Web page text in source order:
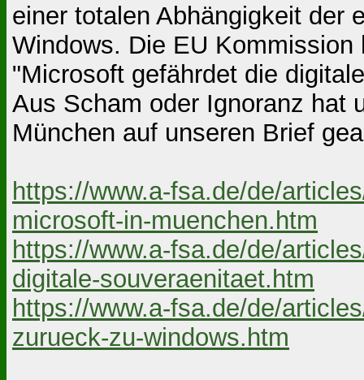
einer totalen Abhängigkeit der
Windows. Die EU
"Microsoft gefährdet die
Aus Scham oder Ignoranz hat
München auf unseren Brief
https://www.a-fsa.de/de/
microsoft-in-muenchen.htm
https://www.a-fsa.de/de/
digitale-souveraenitaet.htm
https://www.a-fsa.de/de/
zurueck-zu-windows.htm